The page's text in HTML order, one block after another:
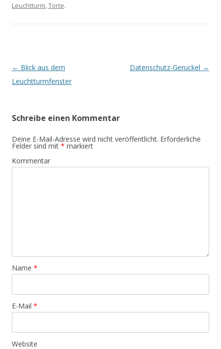
Leuchtturm,Torte.
Beitrags-
Navigation
← Blick aus dem
Leuchtturmfenster
Datenschutz-Geruckel →
Schreibe einen Kommentar
Deine E-Mail-Adresse wird nicht veröffentlicht. Erforderliche
Felder sind mit * markiert
Kommentar
Name *
E-Mail *
Website